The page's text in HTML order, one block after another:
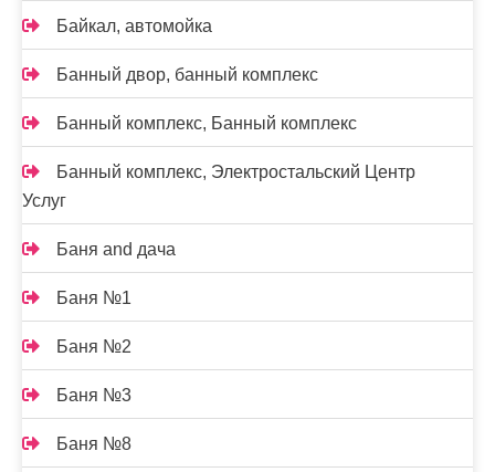
Байкал, автомойка
Банный двор, банный комплекс
Банный комплекс, Банный комплекс
Банный комплекс, Электростальский Центр
Услуг
Баня and дача
Баня №1
Баня №2
Баня №3
Баня №8